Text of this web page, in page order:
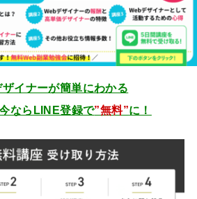
イナーが簡単にわかる
ならLINE登録で”無料”に！